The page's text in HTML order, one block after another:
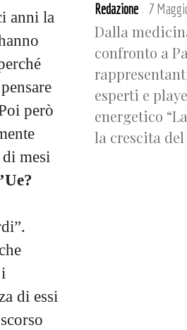
anni la
però
mesi
di essi
Redazione - 7
Dalla
confronto a
esperti e
energetico
la crescita del